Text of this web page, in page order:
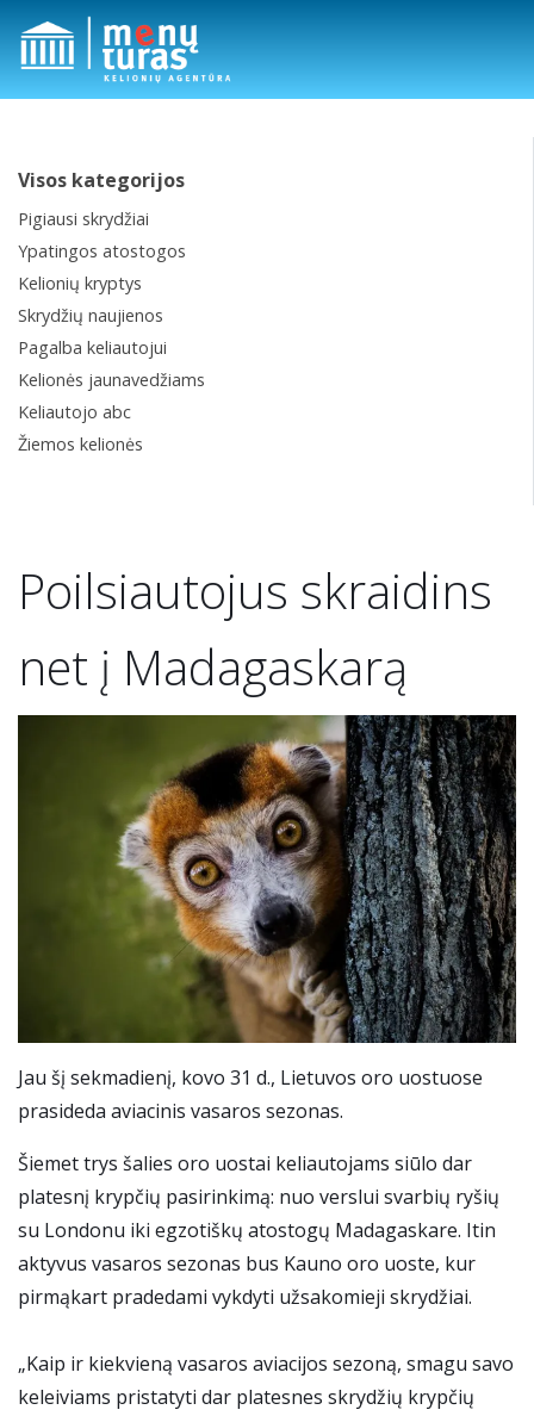
Visos kategorijos
Pigiausi skrydžiai
Ypatingos atostogos
Kelionių kryptys
Skrydžių naujienos
Pagalba keliautojui
Kelionės jaunavedžiams
Keliautojo abc
Žiemos kelionės
Poilsiautojus skraidins
net į Madagaskarą
Jau šį sekmadienį, kovo 31 d., Lietuvos oro uostuose
prasideda aviacinis vasaros sezonas.
Šiemet trys šalies oro uostai keliautojams siūlo dar
platesnį krypčių pasirinkimą: nuo verslui svarbių ryšių
su Londonu iki egzotiškų atostogų Madagaskare. Itin
aktyvus vasaros sezonas bus Kauno oro uoste, kur
pirmąkart pradedami vykdyti užsakomieji skrydžiai.
„Kaip ir kiekvieną vasaros aviacijos sezoną, smagu savo
keleiviams pristatyti dar platesnes skrydžių krypčių